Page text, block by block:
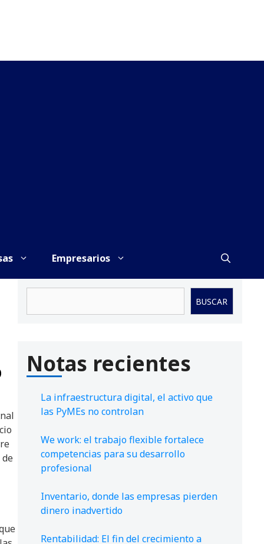
Empresarios
BUSCAR
Notas recientes
La infraestructura digital, el activo que
las PyMEs no controlan
We work: el trabajo flexible fortalece
competencias para su desarrollo
profesional
Inventario, donde las empresas pierden
dinero inadvertido
Rentabilidad: El fin del crecimiento a